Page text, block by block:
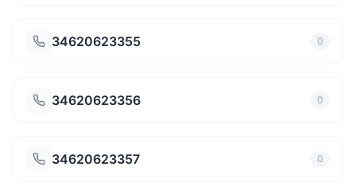
34620623355 0
34620623356 0
34620623357 0